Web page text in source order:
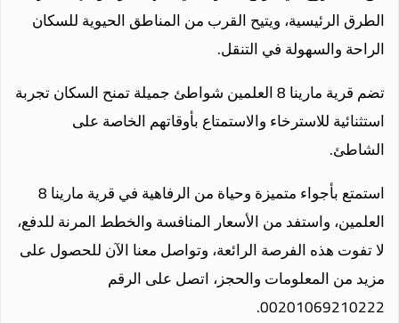
الطرق الرئيسية، ويتيح القرب من المناطق الحيوية للسكان
الراحة والسهولة في التنقل.
تضم قرية مارينا 8 العلمين شواطئ جميلة تمنح السكان تجربة
استثنائية للاسترخاء والاستمتاع بأوقاتهم الخاصة على
الشاطئ.
استمتع بأجواء متميزة وحياة من الرفاهية في قرية مارينا 8
العلمين، واستفد من الأسعار المنافسة والخطط المرنة للدفع،
لا تفوت هذه الفرصة الرائعة، وتواصل معنا الآن للحصول على
مزيد من المعلومات والحجز، اتصل على الرقم
00201069210222.